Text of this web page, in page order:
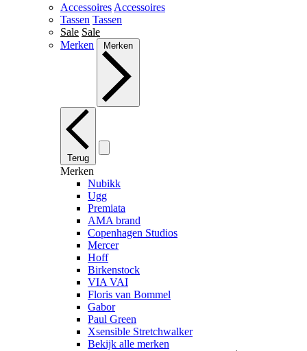
Accessoires Accessoires
Tassen Tassen
Sale Sale
Merken
Merken
Terug
Merken
Nubikk
Ugg
Premiata
AMA brand
Copenhagen Studios
Mercer
Hoff
Birkenstock
VIA VAI
Floris van Bommel
Gabor
Paul Green
Xsensible Stretchwalker
Bekijk alle merken